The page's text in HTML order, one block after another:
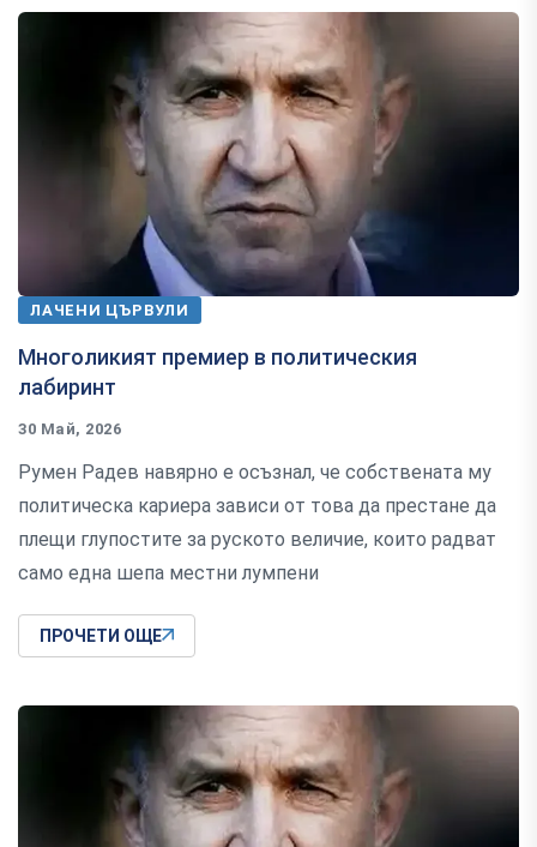
ЛАЧЕНИ ЦЪРВУЛИ
Многоликият премиер в политическия
лабиринт
30 Май, 2026
Румен Радев навярно е осъзнал, че собствената му
политическа кариера зависи от това да престане да
плещи глупостите за руското величие, които радват
само една шепа местни лумпени
ПРОЧЕТИ ОЩЕ